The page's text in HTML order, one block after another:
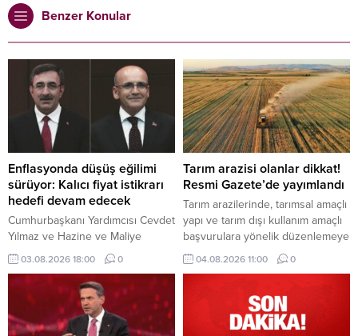
Benzer Konular
Enflasyonda düşüş eğilimi
sürüyor: Kalıcı fiyat istikrarı
hedefi devam edecek
Cumhurbaşkanı Yardımcısı Cevdet
Yılmaz ve Hazine ve Maliye
Bakanı Mehmet Şimşek, temmuz
ayı enflasyon verilerini
değerlendirdi. Ekonomi yönetimi,
mali disiplin ve kalıcı fiyat istikrarı
hedefinden taviz verilmeyeceğini
vurguladı.
03.08.2026 18:00 0
Tarım arazisi olanlar dikkat!
Resmi Gazete’de yayımlandı
Tarım arazilerinde, tarımsal amaçlı
yapı ve tarım dışı kullanım amaçlı
başvurulara yönelik düzenlemeye
gidildi.04.08.2026 11:00 0